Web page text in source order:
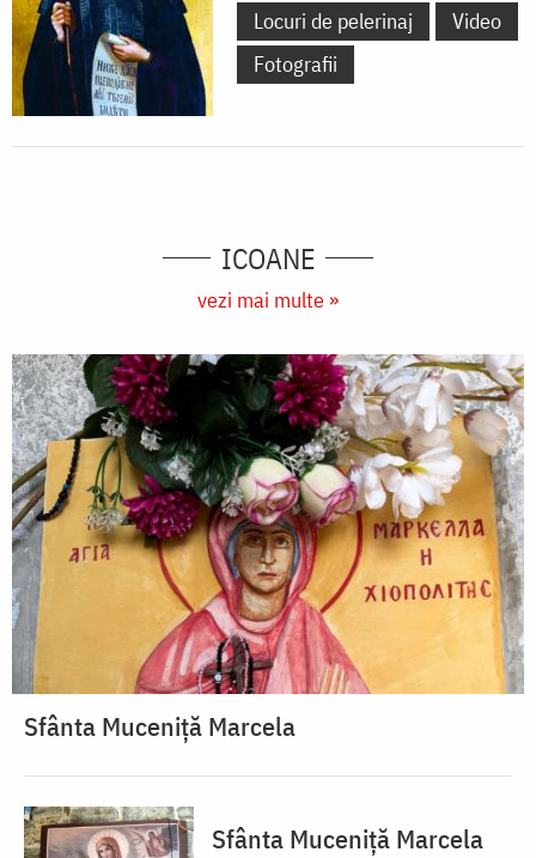
Locuri de pelerinaj
Video
Fotografii
ICOANE
vezi mai multe »
Sfânta Muceniță Marcela
Sfânta Muceniță Marcela